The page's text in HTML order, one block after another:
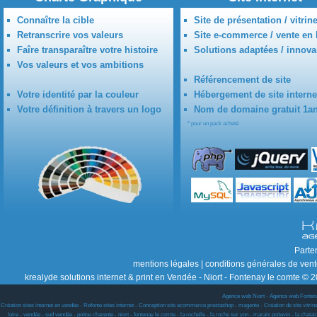
Connaître la cible
Retranscrire vos valeurs
Faîre transparaître votre histoire
Vos valeurs et vos ambitions
Votre identité par la couleur
Votre définition à travers un logo
Site de présentation /
Site e-commerce / vente en
Solutions adaptées /
Référencement de site
Hébergement de site
Nom de domaine gratuit
* pour un pack acheté
mentions légales
conditions générales de
krealyde solutions internet & print en Vendée - Niort - Fontenay le comte ©
Agence web Niort - Agence web
Création sites internet en vendée - Refonte sites internet - Conception site ecommerce prestashop - magento - Création de site
loire - vendée - sud vendée - poitou charente - niort - fontenay le comte - la rochelle - la roche sur yon - marais poitevin - la